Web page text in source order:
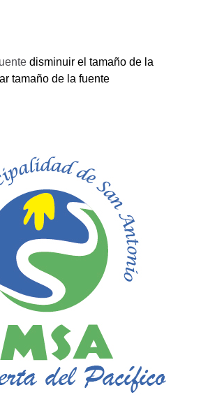
disminuir el tamaño de la
tamaño de la fuente